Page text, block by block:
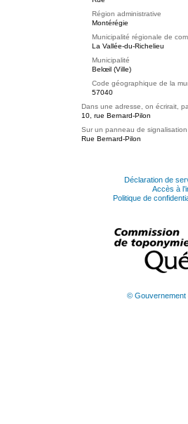
Région administrative
Montérégie
Municipalité régionale de
La Vallée-du-Richelieu
Municipalité
Belœil (Ville)
Code géographique de la
57040
Dans une adresse, on écrirait,
10, rue Bernard-Pilon
Sur un panneau de
Rue Bernard-Pilon
Déclaration de
Accès à
Politique de
© Gouvernement